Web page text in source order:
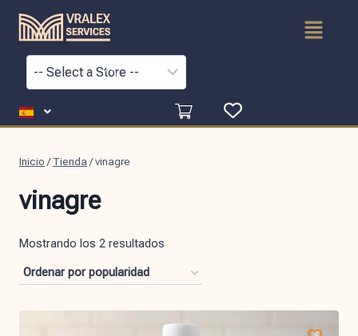
Inicio / Tienda/vinagre
vinagre
Mostrando los 2 resultados